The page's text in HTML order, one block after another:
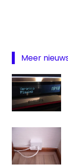
FM-
zender
Radio
radiozender
ziggo
Meer